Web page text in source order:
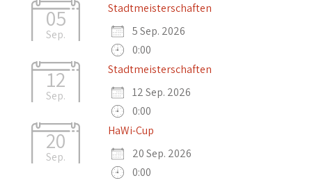
05
Sep.
Stadtmeisterschaften
5 Sep. 2026
0:00
12
Sep.
Stadtmeisterschaften
12 Sep. 2026
0:00
20
Sep.
HaWi-Cup
20 Sep. 2026
0:00